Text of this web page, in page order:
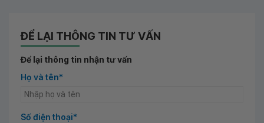
ĐỂ LẠI THÔNG TIN TƯ VẤN
Để lại thông tin nhận tư vấn
Họ và tên*
Số điện thoại*